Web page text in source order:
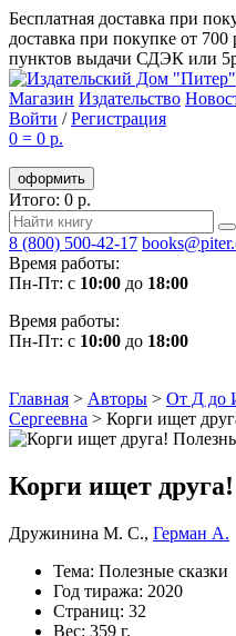
Бесплатная доставка при
доставка при покупке от
пунктов выдачи СДЭК или
Магазин Издательство
Войти /Регистрация
0 = 0 р.
оформить
Итого: 0 р.
8 (800) 500-42-17
Время работы:
Пн-Пт: с 10:00 до 18:00
Время работы:
Пн-Пт: с 10:00 до 18:00
Главная > Авторы > От Д до
Сергеевна > Корги ищет
Корги ищет
Дружинина М. С., Герман А.
Тема: Полезные сказки
Год тиража: 2020
Страниц: 32
Вес: 359 г.